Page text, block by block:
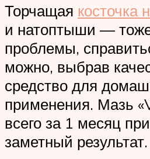
Торчащая косточка
и натоптыши —
проблемы,
можно, выбрав
средство для
применения. Мазь
всего за 1 месяц
заметный результат.